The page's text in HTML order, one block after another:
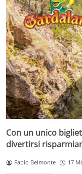
Con un unico
divertirsi
Fabio Belmonte 17